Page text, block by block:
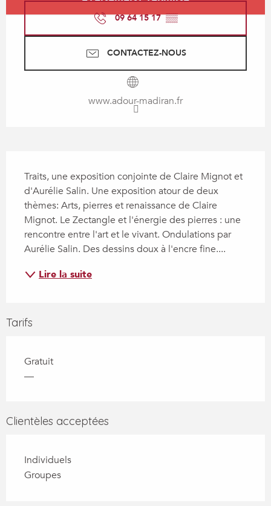
09 64 15 17▒▒
CONTACTEZ-NOUS
www.adour-madiran.fr
Traits, une exposition conjointe de Claire Mignot et
d'Aurélie Salin. Une exposition atour de deux
thèmes: Arts, pierres et renaissance de Claire
Mignot. Le Zectangle et l'énergie des pierres : une
rencontre entre l'art et le vivant. Ondulations par
Aurélie Salin. Des dessins doux à l'encre fine....
Lire la suite
Tarifs
Gratuit
—
Clientèles acceptées
Individuels
Groupes